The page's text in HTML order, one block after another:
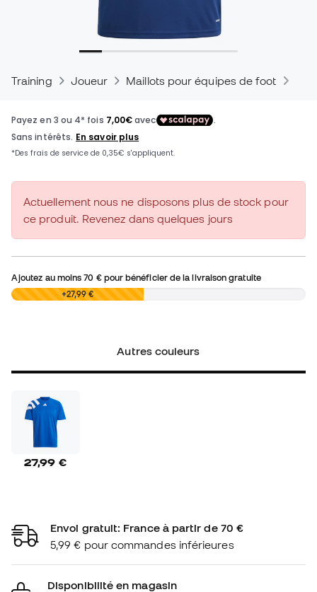
Training Joueur Maillots pour équipes de foot
Actuellement nous ne disposons plus de stock pour
ce produit. Revenez dans quelques jours
Ajoutez au moins70 €pour bénéficier de la livraison gratuite
0,00 € +27,99 €
Autres couleurs
27,99 €
Envoi gratuit: France à partir de 70 €
5,99 € pour commandes inférieures
Disponibilité en magasin